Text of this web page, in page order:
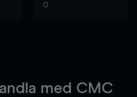
0
med CMC